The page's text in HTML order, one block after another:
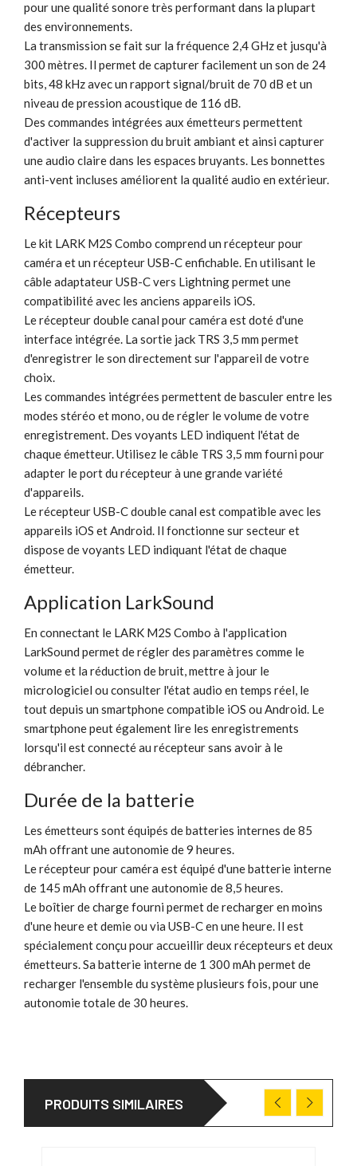
pour une qualité sonore très performant dans la plupart
des environnements.
La transmission se fait sur la fréquence 2,4 GHz et jusqu'à
300 mètres. Il permet de capturer facilement un son de 24
bits, 48 ​​kHz avec un rapport signal/bruit de 70 dB et un
niveau de pression acoustique de 116 dB.
Des commandes intégrées aux émetteurs permettent
d'activer la suppression du bruit ambiant et ainsi capturer
une audio claire dans les espaces bruyants. Les bonnettes
anti-vent incluses améliorent la qualité audio en extérieur.
Récepteurs
Le kit LARK M2S Combo comprend un récepteur pour
caméra et un récepteur USB-C enfichable. En utilisant le
câble adaptateur USB-C vers Lightning permet une
compatibilité avec les anciens appareils iOS.
Le récepteur double canal pour caméra est doté d'une
interface intégrée. La sortie jack TRS 3,5 mm permet
d'enregistrer le son directement sur l'appareil de votre
choix.
Les commandes intégrées permettent de basculer entre les
modes stéréo et mono, ou de régler le volume de votre
enregistrement. Des voyants LED indiquent l'état de
chaque émetteur. Utilisez le câble TRS 3,5 mm fourni pour
adapter le port du récepteur à une grande variété
d'appareils.
Le récepteur USB-C double canal est compatible avec les
appareils iOS et Android. Il fonctionne sur secteur et
dispose de voyants LED indiquant l'état de chaque
émetteur.
Application LarkSound
En connectant le LARK M2S Combo à l'application
LarkSound permet de régler des paramètres comme le
volume et la réduction de bruit, mettre à jour le
micrologiciel ou consulter l'état audio en temps réel, le
tout depuis un smartphone compatible iOS ou Android. Le
smartphone peut également lire les enregistrements
lorsqu'il est connecté au récepteur sans avoir à le
débrancher.
Durée de la batterie
Les émetteurs sont équipés de batteries internes de 85
mAh offrant une autonomie de 9 heures.
Le récepteur pour caméra est équipé d'une batterie interne
de 145 mAh offrant une autonomie de 8,5 heures.
Le boîtier de charge fourni permet de recharger en moins
d'une heure et demie ou via USB-C en une heure. Il est
spécialement conçu pour accueillir deux récepteurs et deux
émetteurs. Sa batterie interne de 1 300 mAh permet de
recharger l'ensemble du système plusieurs fois, pour une
autonomie totale de 30 heures.
PRODUITS SIMILAIRES